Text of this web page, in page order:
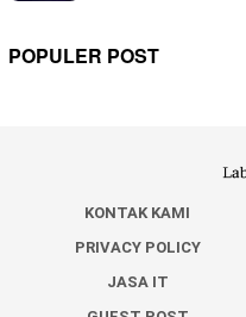
POPULER POST
KONTAK KAMI
PRIVACY POLICY
JASA IT